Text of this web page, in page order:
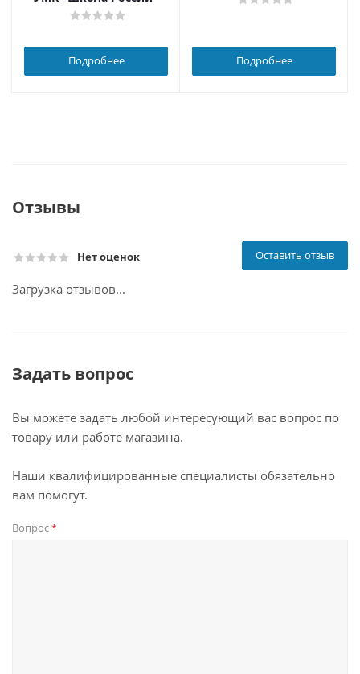
Подробнее Подробнее
Отзывы
Нет оценок Оставить отзыв
Загрузка отзывов...
Задать вопрос
Вы можете задать любой интересующий вас вопрос по
товару или работе магазина.
Наши квалифицированные специалисты обязательно
вам помогут.
Вопрос*